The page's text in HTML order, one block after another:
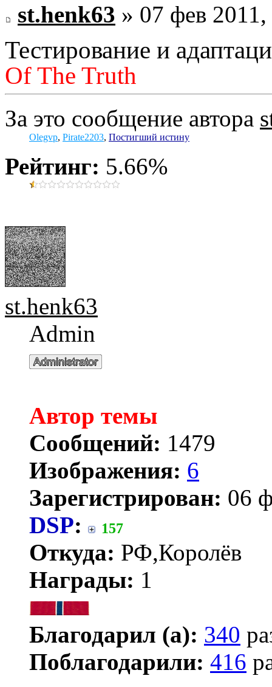
st.henk63 » 07 фев
Тестирование и
Of The Truth
За это сообщение автора
Olegvp, Pirate2203, Постигший истину
Рейтинг: 5.66%
st.henk63
Admin
Автор темы
Сообщений: 1479
Изображения: 6
Зарегистрирован: 06
DSP: 157
Откуда: РФ,Королёв
Награды: 1
Благодарил (а): 340
Поблагодарили: 416